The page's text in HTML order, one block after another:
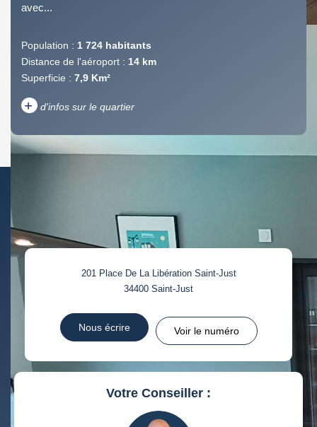
avec...
Population : 1 724 habitants
Distance de l'aéroport : 14 km
Superficie : 7,9 Km²
+ d'infos sur le quartier
ENFANTS ET ADOLESCENTS
TAUX DE PROPRIÉTAIRES TAUX D'HABITATION
TAXE FONCIÈRE
PART DES MÉNAGES SANS
VOITURE
DISTANCE DE L'AÉROPORT : SUPERFICIE :
RÉSULTATS DES LYCÉES
RESTAURANTS ET CAFÉS COMMERCES
201 Place De La Libération Saint-Just
34400 Saint-Just
Nous écrire Voir le numéro
Votre Conseiller :